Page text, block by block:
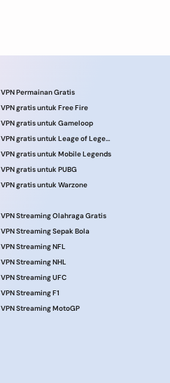
VPN Permainan Gratis
VPN gratis untuk Free Fire
VPN gratis untuk Gameloop
VPN gratis untuk Leage of Legends
VPN gratis untuk Mobile Legends
VPN gratis untuk PUBG
VPN gratis untuk Warzone
VPN Streaming Olahraga Gratis
VPN Streaming Sepak Bola
VPN Streaming NFL
VPN Streaming NHL
VPN Streaming UFC
VPN Streaming F1
VPN Streaming MotoGP